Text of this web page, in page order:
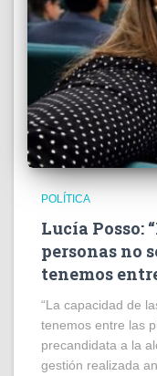
POLÍTICA
Lucía Posso:
personas no
tenemos
“La capacidad de
tenemos entre las
precandidata a la
gestión realizada